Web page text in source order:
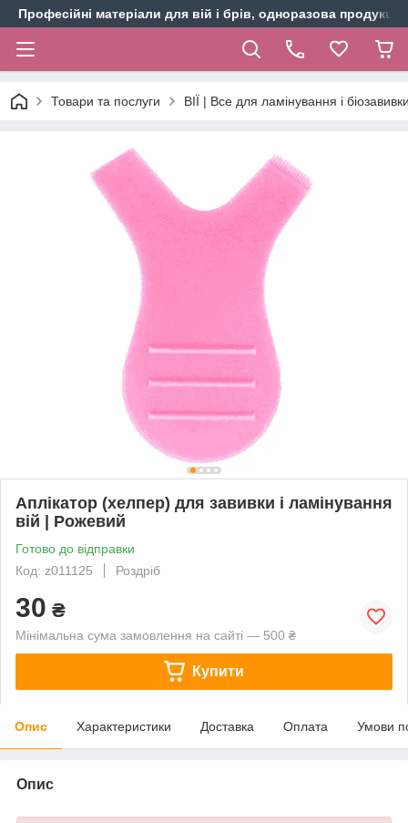
Професійні матеріали для вій і брів, одноразова продукція
Товари та послуги ВІЇ | Все для ламінування і
Аплікатор (хелпер) для завивки і ламінування
вій | Рожевий
Готово до відправки
Код: z011125
Роздріб
30 ₴
Мінімальна сума замовлення на сайті — 500 ₴
Купити
Опис Характеристики Доставка Оплата Умови
Опис